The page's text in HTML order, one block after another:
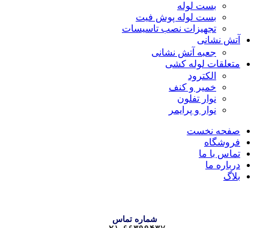
بست لوله
بست لوله پوش فیت
تجهیزات نصب تاسیسات
آتش نشانی
جعبه آتش نشانی
متعلقات لوله کشی
الکترود
خمیر و کنف
نوار تفلون
نوار و پرایمر
صفحه نخست
فروشگاه
تماس با ما
درباره ما
بلاگ
شماره تماس